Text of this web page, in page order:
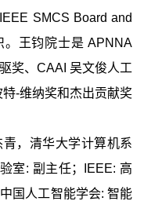
SMCS Board and
。王钧院士是 APNNA
奖、CAAI 吴文俊人工
-维纳奖和杰出贡献奖
，清华大学计算机系
室: 副主任；IEEE: 高
国人工智能学会: 智能